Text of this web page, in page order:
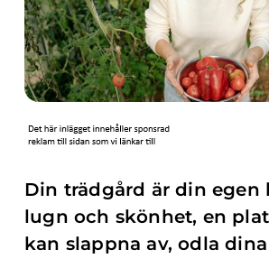
Din trädgård är din egen
lugn och skönhet, en
kan slappna av, odla dina